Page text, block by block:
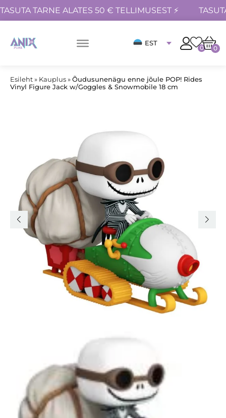
TASUTA TARNE ALATES 50 € TELLIMUSEST ⚡
EST
0 0
Esileht» Kauplus»Õudusunenägu enne jõule POP! Rides
Vinyl Figure Jack w/Goggles & Snowmobile 18 cm